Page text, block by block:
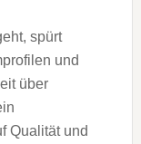
spürt
und
über
Qualität und